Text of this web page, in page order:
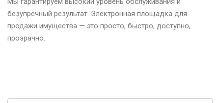
безупречный результат. Электронная площадка для
продажи имущества — это просто, быстро, доступно,
прозрачно.